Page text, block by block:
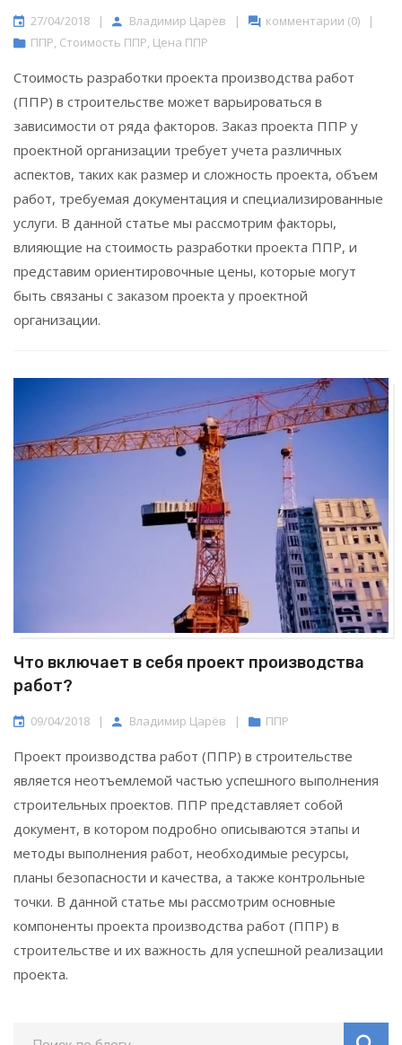
27/04/2018 | Владимир Царёв | комментарии (0)
|
ППР Стоимость ППР Цена ППР
Стоимость разработки проекта производства работ
(ППР) в строительстве может варьироваться в
зависимости от ряда факторов. Заказ проекта ППР у
проектной организации требует учета различных
аспектов, таких как размер и сложность проекта, объем
работ, требуемая документация и специализированные
услуги. В данной статье мы рассмотрим факторы,
влияющие на стоимость разработки проекта ППР, и
представим ориентировочные цены, которые могут
быть связаны с заказом проекта у проектной
организации.
Что включает в себя проект производства
работ?
09/04/2018 | Владимир Царёв | ППР
Проект производства работ (ППР) в строительстве
является неотъемлемой частью успешного выполнения
строительных проектов. ППР представляет собой
документ, в котором подробно описываются этапы и
методы выполнения работ, необходимые ресурсы,
планы безопасности и качества, а также контрольные
точки. В данной статье мы рассмотрим основные
компоненты проекта производства работ (ППР) в
строительстве и их важность для успешной реализации
проекта.